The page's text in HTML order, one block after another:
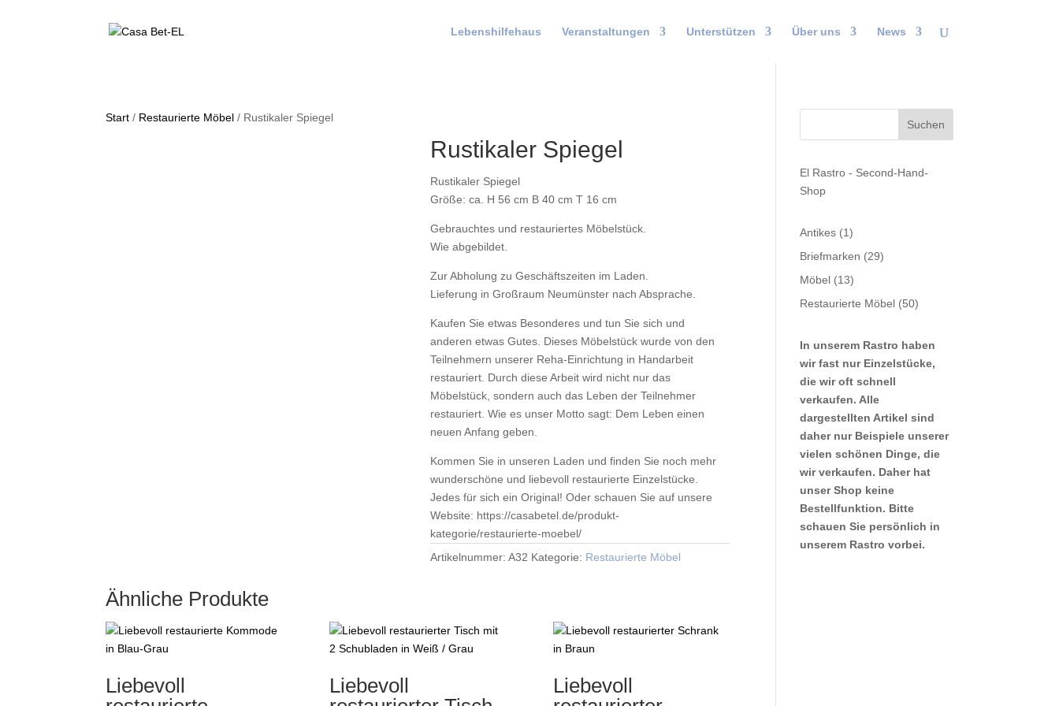
Lebenshilfehaus Veranstaltungen Unterstützen Über uns News
Start / Restaurierte Möbel / Rustikaler Spiegel
Rustikaler Spiegel
Rustikaler Spiegel
Größe: ca. H 56 cm B 40 cm T 16 cm
Gebrauchtes und restauriertes Möbelstück.
Wie abgebildet.
Zur Abholung zu Geschäftszeiten im Laden.
Lieferung in Großraum Neumünster nach Absprache.
Kaufen Sie etwas Besonderes und tun Sie sich und
anderen etwas Gutes. Dieses Möbelstück wurde von den
Teilnehmern unserer Reha-Einrichtung in Handarbeit
restauriert. Durch diese Arbeit wird nicht nur das
Möbelstück, sondern auch das Leben der Teilnehmer
restauriert. Wie es unser Motto sagt: Dem Leben einen
neuen Anfang geben.
Kommen Sie in unseren Laden und finden Sie noch mehr
wunderschöne und liebevoll restaurierte Einzelstücke.
Jedes für sich ein Original! Oder schauen Sie auf unsere
Website: https://casabetel.de/produkt-
kategorie/restaurierte-moebel/
Artikelnummer:A32 Kategorie: Restaurierte Möbel
Ähnliche Produkte
Liebevoll
Liebevoll
Liebevoll
El Rastro - Second-Hand-
Shop
Antikes 11
Produkt
Briefmarken 2929
Möbel 1313
Produkte
Restaurierte Möbel 5050
In unserem Rastro haben
wir fast nur Einzelstücke,
die wir oft schnell
verkaufen. Alle
dargestellten Artikel sind
daher nur Beispiele unserer
vielen schönen Dinge, die
wir verkaufen. Daher hat
unser Shop keine
Bestellfunktion. Bitte
schauen Sie persönlich in
unserem Rastro vorbei.